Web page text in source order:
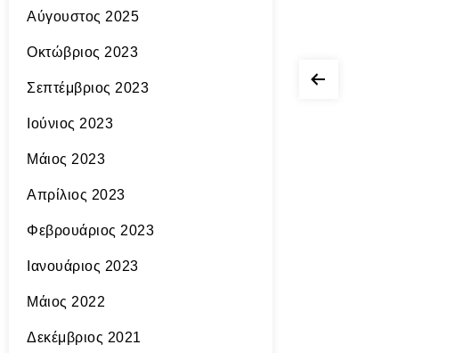
Αύγουστος 2025
Οκτώβριος 2023
Σεπτέμβριος 2023
Ιούνιος 2023
Μάιος 2023
Απρίλιος 2023
Φεβρουάριος 2023
Ιανουάριος 2023
Μάιος 2022
Δεκέμβριος 2021